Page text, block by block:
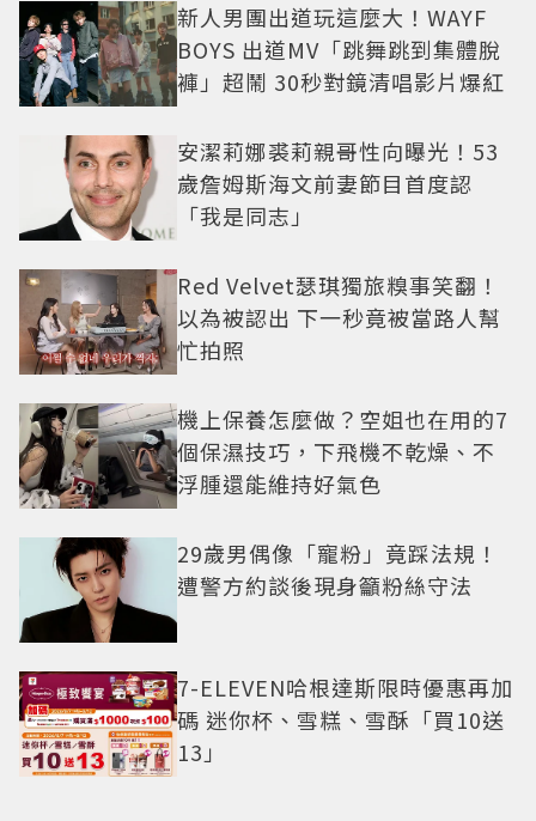
新人男團出道玩這麼大！WAYF
BOYS 出道MV「跳舞跳到集體脫
褲」超鬧 30秒對鏡清唱影片爆紅
安潔莉娜裘莉親哥性向曝光！53
歲詹姆斯海文前妻節目首度認
「我是同志」
Red Velvet瑟琪獨旅糗事笑翻！
以為被認出 下一秒竟被當路人幫
忙拍照
機上保養怎麼做？空姐也在用的7
個保濕技巧，下飛機不乾燥、不
浮腫還能維持好氣色
29歲男偶像「寵粉」竟踩法規！
遭警方約談後現身籲粉絲守法
7-ELEVEN哈根達斯限時優惠再加
碼 迷你杯、雪糕、雪酥「買10送
13」